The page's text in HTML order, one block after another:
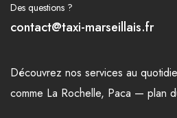
Des questions ?
contact@taxi-marseillais.fr
Découvrez nos services au
comme La Rochelle, Paca — plan